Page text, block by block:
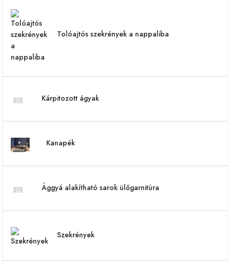
Tolóajtós szekrények a nappaliba
Kárpitozott ágyak
Kanapék
Ággyá alakítható sarok ülőgarnitúra
Szekrények